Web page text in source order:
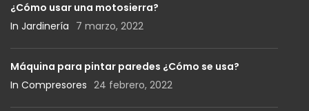
¿Cómo usar una motosierra?
In Jardinería 7 marzo, 2022
Máquina para pintar paredes ¿Cómo se usa?
In Compresores 24 febrero, 2022